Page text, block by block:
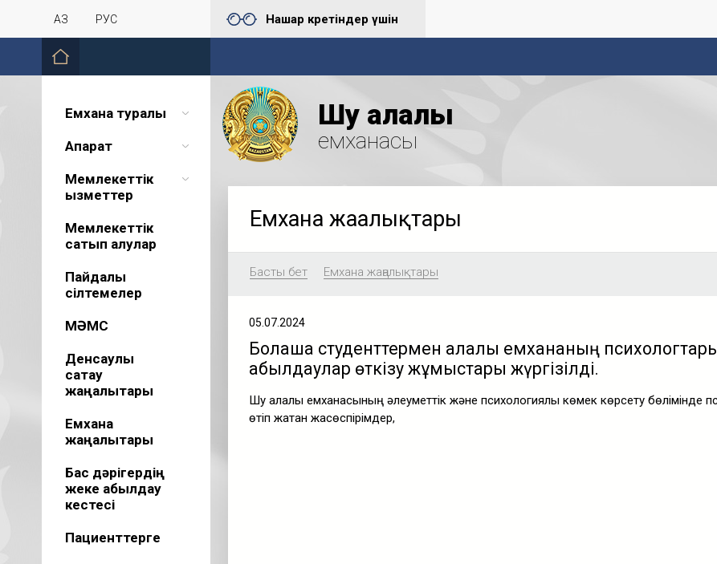
ҚАЗ РУС Нашар көретіндер үшін
Емхана туралы
Ақпарат
Мемлекеттік
қызметтер
Мемлекеттік
сатып алулар
Пайдалы
сілтемелер
МӘМС
Денсаулық
сақтау
жаңалықтары
Емхана
жаңалықтары
Бас дәрігердің
жеке қабылдау
кестесі
Пациенттерге
Шу қалалық
емханасы
Емхана жаңалықтары
Басты бет Емхана жаңалықтары
05.07.2024
Болашақ студенттермен қалалық емхананың
қабылдаулар өткізу жұмыстары жүргізілді.
Шу қалалық емханасының әлеуметтік және психологиялық көмек көрсету бөлімінде
өтіп жатқан жасөспірімдер,